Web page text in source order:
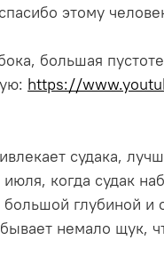
этому
большая
https://
судака,
когда судак
глубиной и
немало щук,